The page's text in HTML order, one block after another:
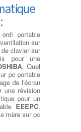
portable
sur
clavier sur
pour une
, Quel
pc portable
de l'écran
une révision
pour un
EEEPC,
mère sur pc